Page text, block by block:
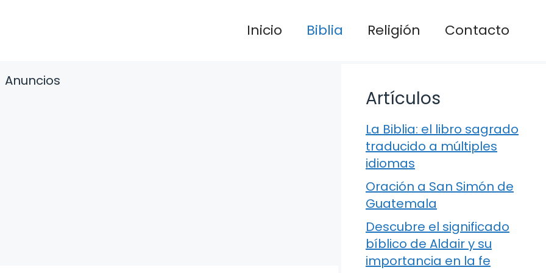
Inicio Biblia Religión Contacto
Anuncios
Artículos
La Biblia: el libro sagrado
traducido a múltiples
idiomas
Oración a San Simón de
Guatemala
Descubre el significado
bíblico de Aldair y su
importancia en la fe